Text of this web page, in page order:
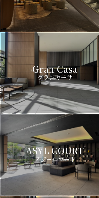
Gran Casa
グランカーサ
ASYL COURT
アジールコート